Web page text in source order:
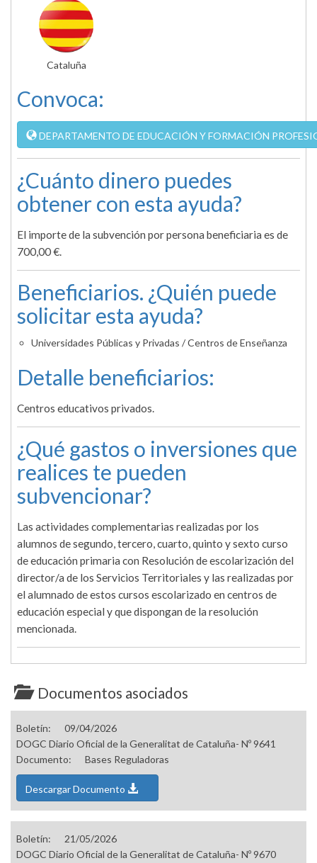
Cataluña
Convoca:
DEPARTAMENTO DE EDUCACIÓN Y FORMACIÓN
¿Cuánto dinero puedes
obtener con esta ayuda?
El importe de la subvención por persona beneficiaria es de
700,00 €.
Beneficiarios. ¿Quién puede
solicitar esta ayuda?
Universidades Públicas y Privadas / Centros de Enseñanza
Detalle beneficiarios:
Centros educativos privados.
¿Qué gastos o inversiones que
realices te pueden
subvencionar?
Las actividades complementarias realizadas por los
alumnos de segundo, tercero, cuarto, quinto y sexto curso
de educación primaria con Resolución de escolarización del
director/a de los Servicios Territoriales y las realizadas por
el alumnado de estos cursos escolarizado en centros de
educación especial y que dispongan de la resolución
mencionada.
Documentos asociados
Boletín:
09/04/2026
DOGC Diario Oficial de la Generalitat de Cataluña- Nº 9641
Documento:
Bases Reguladoras
Descargar Documento
Boletín:
21/05/2026
DOGC Diario Oficial de la Generalitat de Cataluña- Nº 9670